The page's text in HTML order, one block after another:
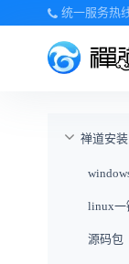
统一服务热
禅道安装
linux一
源码包